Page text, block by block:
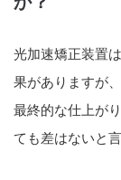
光加速矯正装置
果がありますが
最終的な仕上が
ても差はないと言